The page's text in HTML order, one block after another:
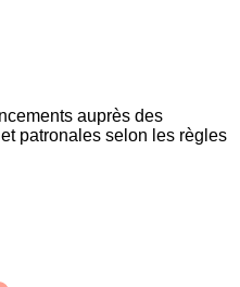
auprès des
patronales selon les règles